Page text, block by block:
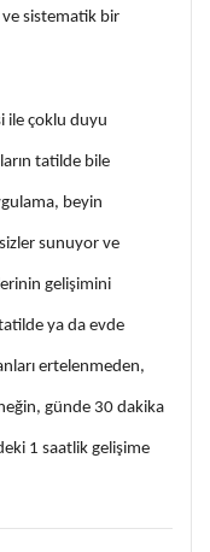
ve sistematik bir
ile çoklu duyu
tatilde bile
beyin
sunuyor ve
gelişimini
ya da evde
ertelenmeden,
günde 30 dakika
1 saatlik gelişime